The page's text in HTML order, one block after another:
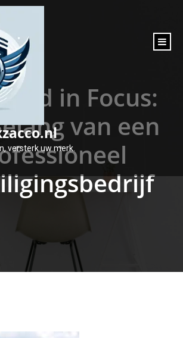
versterk uw merk.
in Focus:
van een